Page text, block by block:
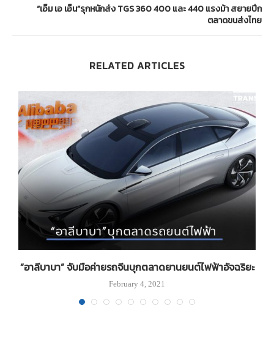
“เอ็ม เอ เอ็น”รุกหนักส่ง TGS 360 400 และ 440 แรงม้า สยายปีก
ตลาดขนส่งไทย
RELATED ARTICLES
“อาลีบาบา” จับมือค่ายรถจีนบุกตลาดยานยนต์ไฟฟ้าอัจฉริยะ
February 4, 2021